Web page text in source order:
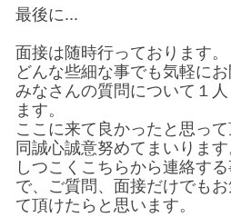
最後に...
面接は随時行っております。
どんな些細な事でも気軽にお
みなさんの質問について１
ます。
ここに来て良かったと思っ
同誠心誠意努めてまいります
しつこくこちらから連絡す
で、ご質問、面接だけでも
て頂けたらと思います。